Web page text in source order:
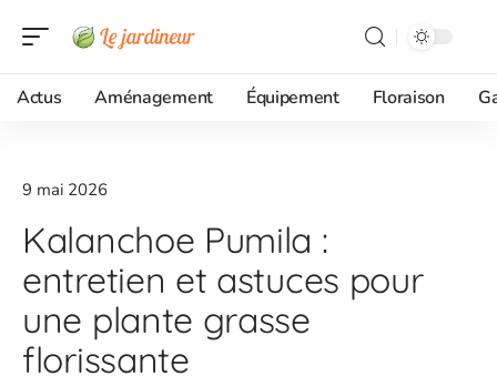
Actus Aménagement Équipement Floraison
9 mai 2026
Kalanchoe Pumila :
entretien et astuces pour
une plante grasse
florissante